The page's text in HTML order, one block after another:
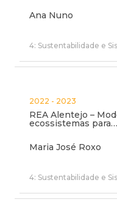
Ana Nuno
4: Sustentabilidade e
2022 - 2023
REA Alentejo –
ecossistemas para…
Maria José Roxo
4: Sustentabilidade e